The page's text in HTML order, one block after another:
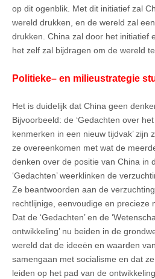
op dit ogenblik. Met dit initiatief zal
wereld drukken, en de wereld zal
drukken. China zal door het initiatief
het zelf zal bijdragen om de wereld
Politieke– en milieustrategie
Het is duidelijk dat China geen
Bijvoorbeeld: de ‘Gedachten over
kenmerken in een nieuw tijdvak’ zijn
ze overeenkomen met wat de
denken over de positie van China in
‘Gedachten’ weerklinken de
Ze beantwoorden aan de
rechtlijnige, eenvoudige en precieze
Dat de ‘Gedachten’ en de
ontwikkeling’ nu beiden in de
wereld dat de ideeën en waarden
samengaan met socialisme en dat
leiden op het pad van de